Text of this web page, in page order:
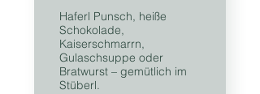
Haferl Punsch, heiße
Schokolade,
Kaiserschmarrn,
Gulaschsuppe oder
Bratwurst – gemütlich im
Stüberl.